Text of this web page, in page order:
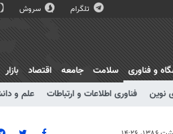
تلگرام سروش
و فناوری
نوین فناوری اطلاعات و ارتباطات علم و
سلامت جامعه اقتصاد بازار